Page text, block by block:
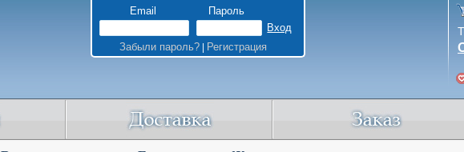
Email Пароль
Забыли пароль?| Регистрация